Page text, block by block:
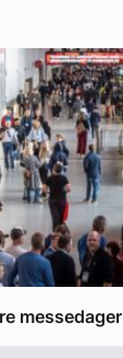
messedager